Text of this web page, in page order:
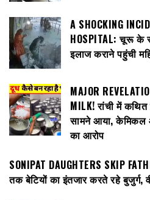
A SHOCKING
HOSPITAL: चूरू के
इलाज कराने पहुंची
MAJOR
MILK! रांची में
सामने आया, केमिकल
का आरोप
SONIPAT DAUGHTERS SKIP
तक बेटियों का इंतजार करते रहे बुजुर्ग,